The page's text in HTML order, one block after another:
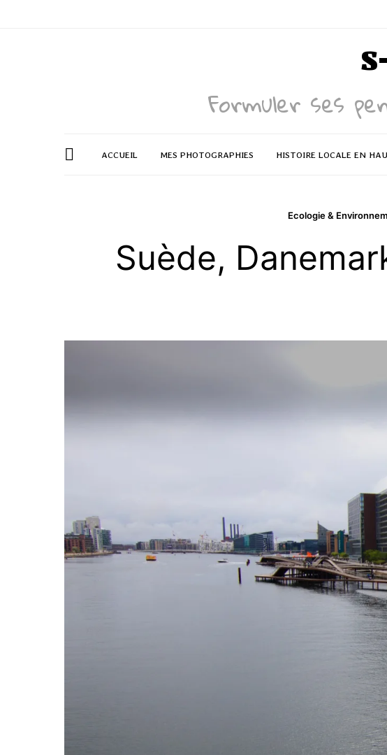
Formuler ses
ACCUEIL MES PHOTOGRAPHIES HISTOIRE LOCALE EN
Ecologie &
Suède,